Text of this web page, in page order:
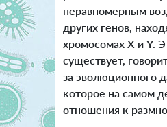
неравномерным
других генов,
хромосомах X и Y.
существует,
за эволюционного
которое на самом
отношения к